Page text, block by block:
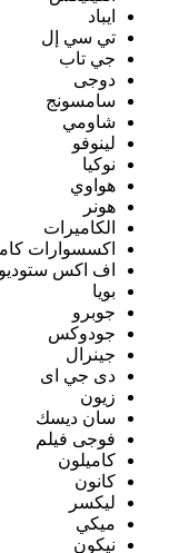
ايباد
تي سي إل
جي تاب
دوجى
سامسونج
شاومي
لينوفو
نوكيا
هواوي
هونر
الكاميرات
اكسسوارات
اف اكس ستوديو
بويا
جوبرو
جودوكس
جينرال
دى جي اى
زيون
سان ديسك
فوجى فيلم
كاميلون
كانون
ليكسر
ميكي
نيكون